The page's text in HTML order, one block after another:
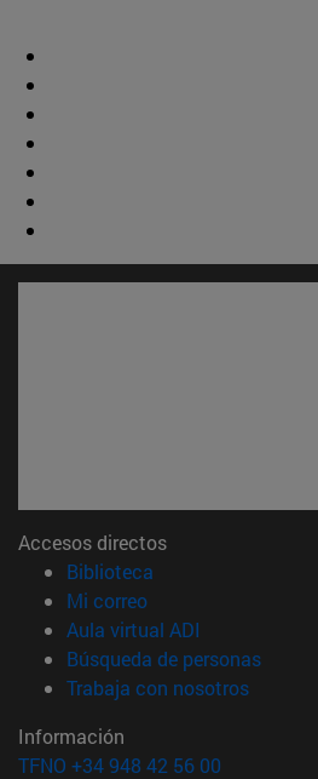
Accesos directos
Biblioteca
Mi correo(abre en nueva
Aula virtual ADI
Búsqueda de personas(abre
Trabaja con nosotros(abre
Información
TFNO +34 948 42 56 00